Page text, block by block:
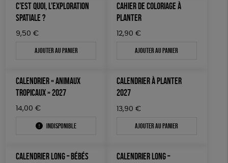
C’EST QUOI, L’EXPLORATION
SPATIALE ?
9,50 €
Ajouter au panier
CAHIER DE COLORIAGE À
PLANTER
12,90 €
Ajouter au panier
CALENDRIER « ANIMAUX
TROPICAUX » 2027
14,00 €
Indisponible
CALENDRIER À PLANTER
2027
13,90 €
Ajouter au panier
CALENDRIER LONG – BÉBÉS
CALENDRIER LONG –